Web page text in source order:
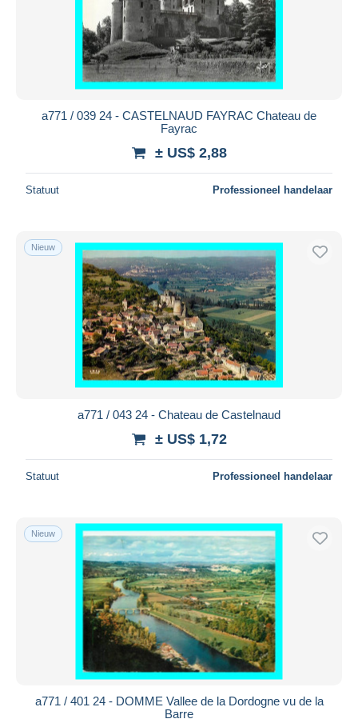
a771 / 039 24 - CASTELNAUD FAYRAC Chateau de
Fayrac
± US$ 2,88
Statuut Professioneel handelaar
Nieuw
a771 / 043 24 - Chateau de Castelnaud
± US$ 1,72
Statuut Professioneel handelaar
Nieuw
a771 / 401 24 - DOMME Vallee de la Dordogne vu de la
Barre